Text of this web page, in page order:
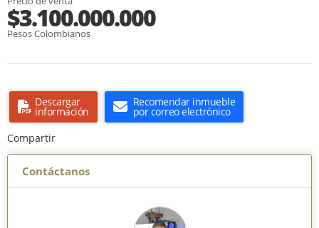
$3.100.000.000
Pesos Colombianos
Descargar
información
Recomendar inmueble
por correo electrónico
Compartir
Contáctanos